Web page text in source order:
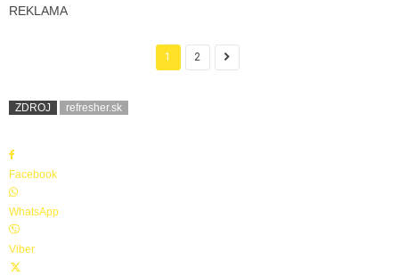
REKLAMA
1 2
ZDROJ refresher.sk
Facebook
WhatsApp
Viber